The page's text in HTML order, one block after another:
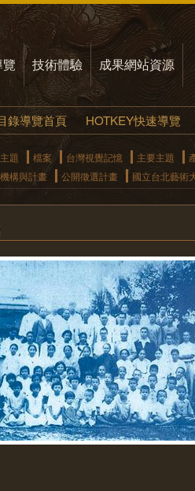
技術體驗 成果網站資源
錄導覽首頁 HOTKEY快速導覽
題 檔案 台灣視覺記憶 主要主題
構與計畫 公開徵選計畫 國立台北藝術